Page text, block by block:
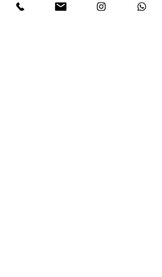
Teilnahme Yoga am